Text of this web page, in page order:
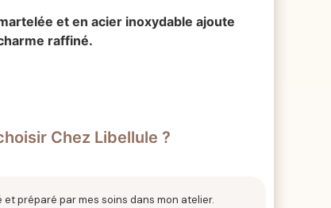
et en acier inoxydable ajoute
raffiné.
Chez Libellule ?
préparé par mes soins dans mon atelier.